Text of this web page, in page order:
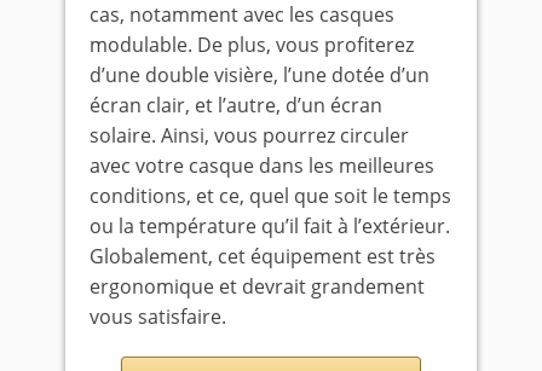
cas, notamment avec les casques
modulable. De plus, vous profiterez
d’une double visière, l’une dotée d’un
écran clair, et l’autre, d’un écran
solaire. Ainsi, vous pourrez circuler
avec votre casque dans les meilleures
conditions, et ce, quel que soit le temps
ou la température qu’il fait à l’extérieur.
Globalement, cet équipement est très
ergonomique et devrait grandement
vous satisfaire.